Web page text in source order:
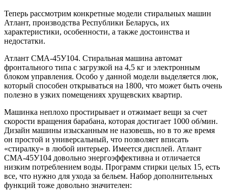
Теперь рассмотрим конкретные модели стиральных машин
Атлант, производства Республики Беларусь, их
характеристики, особенности, а также достоинства и
недостатки.
Атлант СМА-45У104. Стиральная машина автомат
фронтального типа с загрузкой на 4,5 кг и электронным
блоком управления. Особо у данной модели выделяется люк,
который способен открываться на 1800, что может быть очень
полезно в узких помещениях хрущевских квартир.
Машинка неплохо простирывает и отжимает вещи за счет
скорости вращения барабана, которая достигает 1000 об/мин.
Дизайн машины изысканным не назовешь, но в то же время
он простой и универсальный, что позволяет вписать
«стиралку» в любой интерьер. Имеется дисплей. Атлант
СМА-45У104 довольно энергоэффективна и отличается
низким потреблением воды. Программ стирки целых 15, есть
все, что нужно для ухода за бельем. Набор дополнительных
функций тоже довольно значителен: